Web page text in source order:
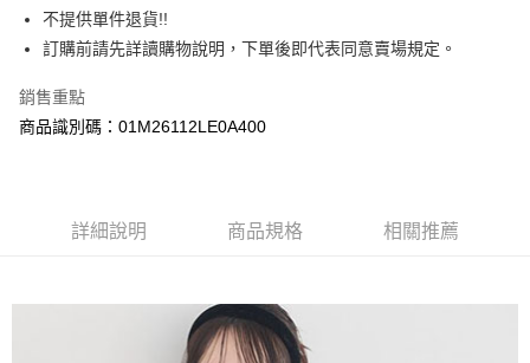
元大商業銀行
玉山商業銀行
星展（台灣）商業銀行
台灣樂天信用卡公司
悠遊付
大哥付你分期
相關說明
流程，驗證手機門號後，選擇欲分期的期數、繳款截止日，確認付款後即完
消。如遇「轉專審核」未通過狀況，表示未達大哥付你分期系統評分，恕無
【關於「AFTEE先享後付」】
１．簡單：不需註冊會員、不需綁卡、不需儲值。
２．便利：只要手機號碼，簡訊認證，即可結帳。
３．安心：先確認商品／服務後，再付款。
不提供單件退貨!!
訂購前請先詳讀購物說明，下單後即代表同意賣場規定。
銷售重點
商品識別碼：01M26112LE0A400
詳細說明 商品規格 相關推薦